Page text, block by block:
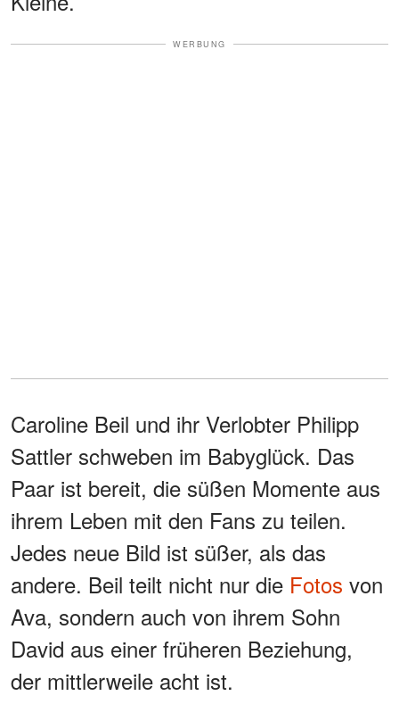
WERBUNG
Caroline Beil und ihr Verlobter Philipp
Sattler schweben im Babyglück. Das
Paar ist bereit, die süßen Momente aus
ihrem Leben mit den Fans zu teilen.
Jedes neue Bild ist süßer, als das
andere. Beil teilt nicht nur die Fotos von
Ava, sondern auch von ihrem Sohn
David aus einer früheren Beziehung,
der mittlerweile acht ist.